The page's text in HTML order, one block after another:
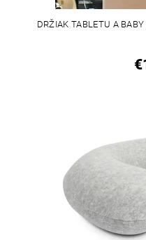
DRŽIAK TABLETU A